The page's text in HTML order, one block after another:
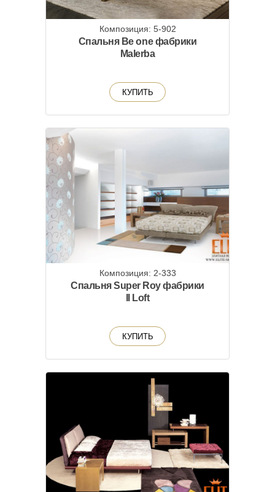
Композиция: 5-902
Спальня Be one фабрики
Malerba
КУПИТЬ
Композиция: 2-333
Спальня Super Roy фабрики
Il Loft
КУПИТЬ